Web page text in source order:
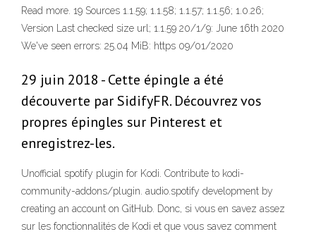
Read more. 19 Sources 1.1.59; 1.1.58; 1.1.57; 1.1.56; 1.0.26;
Version Last checked size url; 1.1.59 20/1/9: June 16th 2020
We've seen errors: 25.04 MiB: https 09/01/2020
29 juin 2018 - Cette épingle a été
découverte par SidifyFR. Découvrez vos
propres épingles sur Pinterest et
enregistrez-les.
Unofficial spotify plugin for Kodi. Contribute to kodi-
community-addons/plugin. audio.spotify development by
creating an account on GitHub. Donc, si vous en savez assez
sur les fonctionnalités de Kodi et que vous savez comment